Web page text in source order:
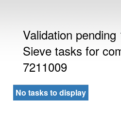
Validation
Sieve tasks for
7211009
No tasks to display